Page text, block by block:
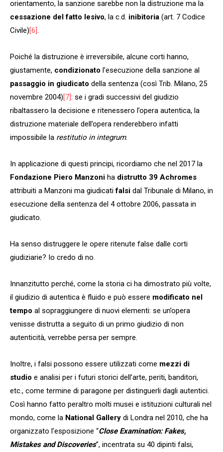
orientamento, la sanzione sarebbe non la distruzione ma la
cessazione del fatto lesivo, la c.d. inibitoria (art. 7 Codice
Civile)[6].
Poiché la distruzione è irreversibile, alcune corti hanno,
giustamente, condizionato l’esecuzione della sanzione al
passaggio in giudicato della sentenza (così Trib. Milano, 25
novembre 2004)[7]: se i gradi successivi del giudizio
ribaltassero la decisione e ritenessero l’opera autentica, la
distruzione materiale dell’opera renderebbero infatti
impossibile la restitutio in integrum.
In applicazione di questi principi, ricordiamo che nel 2017 la
Fondazione Piero Manzoni ha distrutto 39 Achromes
attribuiti a Manzoni ma giudicatifalsi dal Tribunale di Milano, in
esecuzione della sentenza del 4 ottobre 2006, passata in
giudicato.
Ha senso distruggere le opere ritenute false dalle corti
giudiziarie? Io credo di no.
Innanzitutto perché, come la storia ci ha dimostrato più volte,
il giudizio di autentica è fluido e può essere modificato nel
tempo al sopraggiungere di nuovi elementi: se un’opera
venisse distrutta a seguito di un primo giudizio di non
autenticità, verrebbe persa per sempre.
Inoltre, i falsi possono essere utilizzati come mezzi di
studio e analisi per i futuri storici dell’arte, periti, banditori,
etc., come termine di paragone per distinguerli dagli autentici.
Così hanno fatto peraltro molti musei e istituzioni culturali nel
mondo, come la National Gallery di Londra nel 2010, che ha
organizzato l’esposizione “Close Examination: Fakes,
Mistakes and Discoveries”, incentrata su 40 dipinti falsi,